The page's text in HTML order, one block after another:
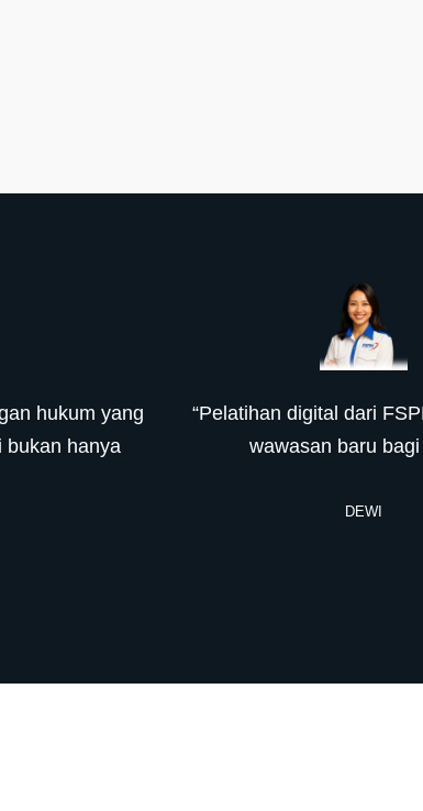
hukum yang
bukan hanya
“Pelatihan digital dari
wawasan baru bagi
DEWI